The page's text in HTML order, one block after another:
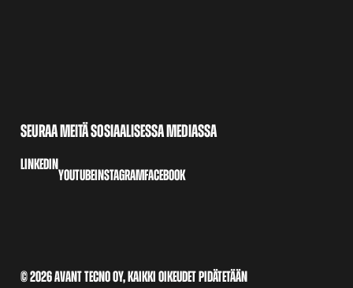
SEURAA MEITÄ SOSIAALISESSA MEDIASSA
LINKEDIN
YOUTUBEINSTAGRAMFACEBOOK
© 2026 AVANT TECNO OY, KAIKKI OIKEUDET PIDÄTETÄÄN